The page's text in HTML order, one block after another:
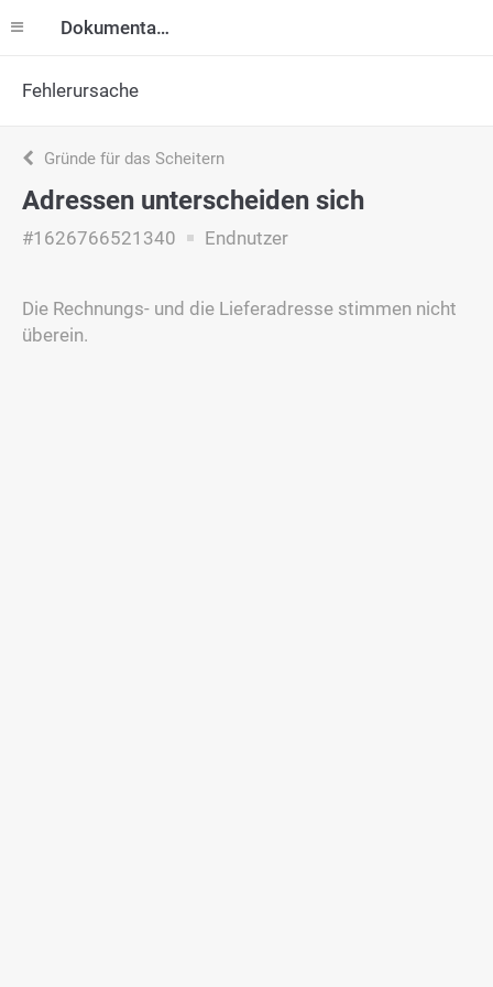
Dokumentation
Fehlerursache
Gründe für das Scheitern
Adressen unterscheiden sich
#1626766521340 Endnutzer
Die Rechnungs- und die Lieferadresse stimmen nicht
überein.